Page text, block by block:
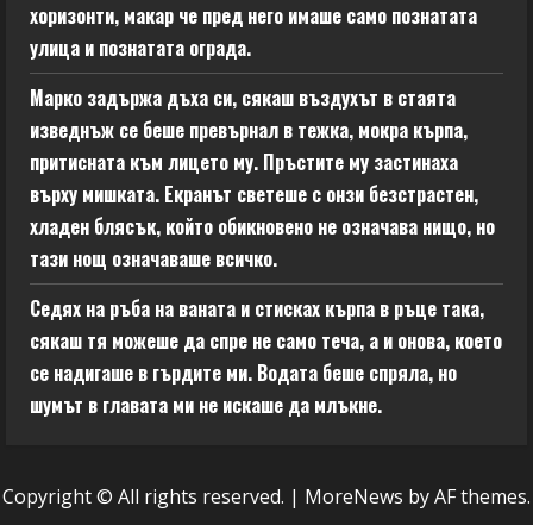
хоризонти, макар че пред него имаше само познатата
улица и познатата ограда.
Марко задържа дъха си, сякаш въздухът в стаята
изведнъж се беше превърнал в тежка, мокра кърпа,
притисната към лицето му. Пръстите му застинаха
върху мишката. Екранът светеше с онзи безстрастен,
хладен блясък, който обикновено не означава нищо, но
тази нощ означаваше всичко.
Седях на ръба на ваната и стисках кърпа в ръце така,
сякаш тя можеше да спре не само теча, а и онова, което
се надигаше в гърдите ми. Водата беше спряла, но
шумът в главата ми не искаше да млъкне.
Copyright © All rights reserved. | MoreNews by AF themes.